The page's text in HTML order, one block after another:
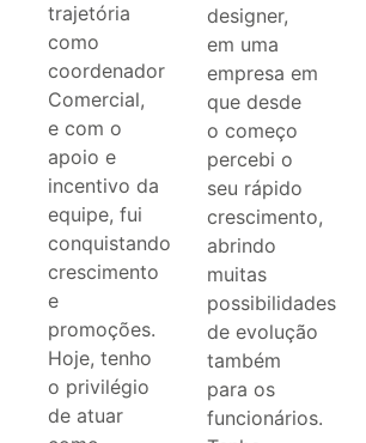
trajetória
como
coordenador
Comercial,
e com o
apoio e
incentivo da
equipe, fui
conquistando
crescimento
e
promoções.
Hoje, tenho
o privilégio
de atuar
designer,
em uma
empresa em
que desde
o começo
percebi o
seu rápido
crescimento,
abrindo
muitas
possibilidades
de evolução
também
para os
funcionários.